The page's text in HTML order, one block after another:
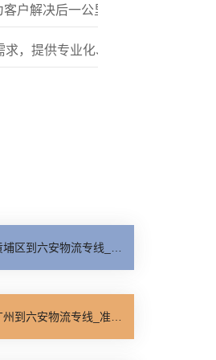
户解决后一公里配送服务
，提供专业化、标准化的多元服务
区到六安物流专线_整车配货「几天到达」
到六安物流专线_准时准点「诚信为先」